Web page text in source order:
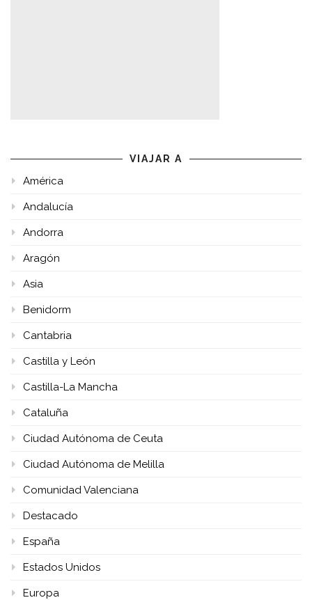
VIAJAR A
América
Andalucía
Andorra
Aragón
Asia
Benidorm
Cantabria
Castilla y León
Castilla-La Mancha
Cataluña
Ciudad Autónoma de Ceuta
Ciudad Autónoma de Melilla
Comunidad Valenciana
Destacado
España
Estados Unidos
Europa